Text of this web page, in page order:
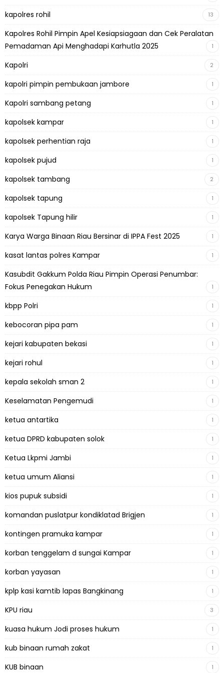
kapolres rohil
13
Kapolres Rohil Pimpin Apel Kesiapsiagaan dan Cek Peralatan
Pemadaman Api Menghadapi Karhutla 2025
1
Kapolri 2
kapolri pimpin pembukaan jambore 1
Kapolri sambang petang 1
kapolsek kampar 1
kapolsek perhentian raja 1
kapolsek pujud 1
kapolsek tambang 2
kapolsek tapung 1
kapolsek Tapung hilir 1
Karya Warga Binaan Riau Bersinar di IPPA Fest 2025 1
kasat lantas polres Kampar 1
Kasubdit Gakkum Polda Riau Pimpin Operasi Penumbar:
Fokus Penegakan Hukum
1
kbpp Polri 1
kebocoran pipa pam 1
kejari kabupaten bekasi 1
kejari rohul 1
kepala sekolah sman 2 1
Keselamatan Pengemudi 1
ketua antartika 1
ketua DPRD kabupaten solok 1
Ketua Lkpmi Jambi 1
ketua umum Aliansi 1
kios pupuk subsidi 1
komandan puslatpur kondiklatad Brigjen 1
kontingen pramuka kampar 1
korban tenggelam d sungai Kampar 1
korban yayasan 1
kplp kasi kamtib lapas Bangkinang 1
KPU riau 3
kuasa hukum Jodi proses hukum 1
kub binaan rumah zakat 1
KUB binaan 1